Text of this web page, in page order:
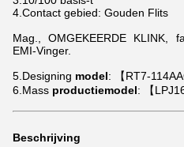
4.Contact gebied: Gouden Flits
Mag., OMGEKEERDE KLINK,
EMI-Vinger.
5.Designing model: 【RT7-
6.Mass productiemodel: 【
Beschrijving